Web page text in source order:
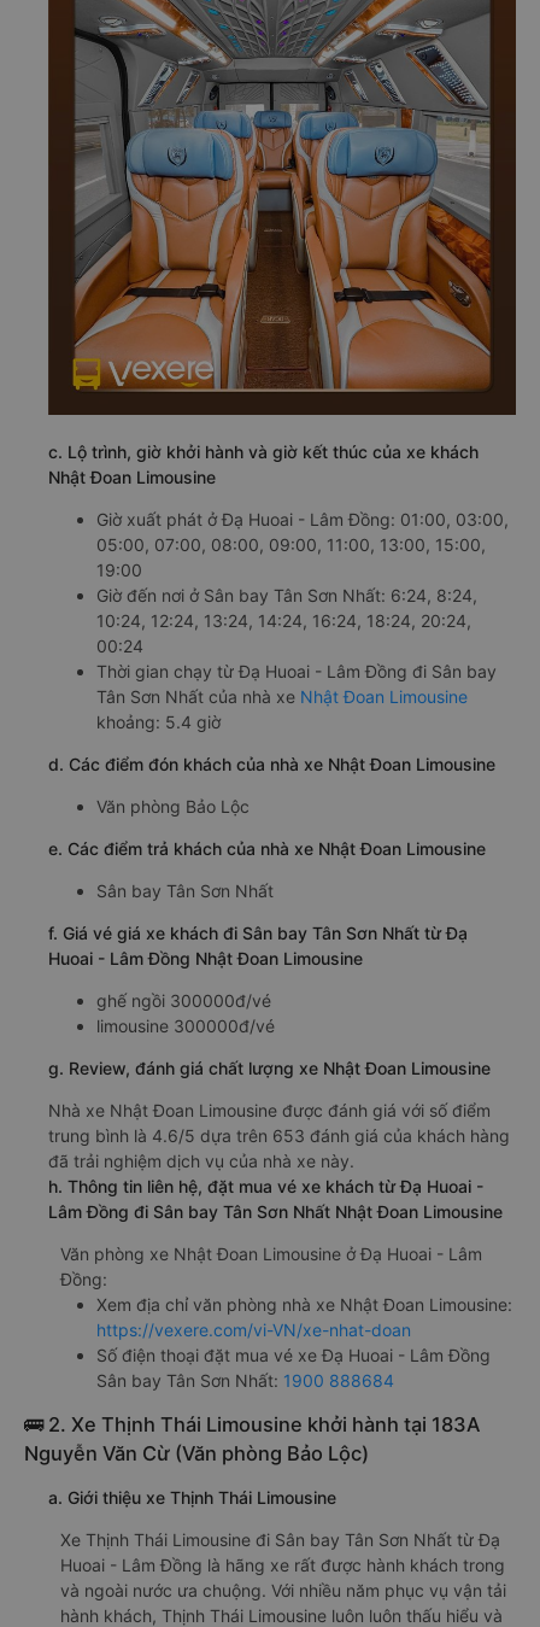
c. Lộ trình, giờ khởi hành và giờ kết thúc của xe khách
Nhật Đoan Limousine
Giờ xuất phát ở Đạ Huoai - Lâm Đồng: 01:00, 03:00,
05:00, 07:00, 08:00, 09:00, 11:00, 13:00, 15:00,
19:00
Giờ đến nơi ở Sân bay Tân Sơn Nhất: 6:24, 8:24,
10:24, 12:24, 13:24, 14:24, 16:24, 18:24, 20:24,
00:24
Thời gian chạy từ Đạ Huoai - Lâm Đồng đi Sân bay
Tân Sơn Nhất của nhà xe Nhật Đoan Limousine
khoảng: 5.4 giờ
d. Các điểm đón khách của nhà xe Nhật Đoan Limousine
Văn phòng Bảo Lộc
e. Các điểm trả khách của nhà xe Nhật Đoan Limousine
Sân bay Tân Sơn Nhất
f. Giá vé giá xe khách đi Sân bay Tân Sơn Nhất từ Đạ
Huoai - Lâm Đồng Nhật Đoan Limousine
ghế ngồi 300000đ/vé
limousine 300000đ/vé
g. Review, đánh giá chất lượng xe Nhật Đoan Limousine
Nhà xe Nhật Đoan Limousine được đánh giá với số điểm
trung bình là 4.6/5 dựa trên 653 đánh giá của khách hàng
đã trải nghiệm dịch vụ của nhà xe này.
h. Thông tin liên hệ, đặt mua vé xe khách từ Đạ Huoai -
Lâm Đồng đi Sân bay Tân Sơn Nhất Nhật Đoan Limousine
Văn phòng xe Nhật Đoan Limousine ở Đạ Huoai - Lâm
Đồng:
Xem địa chỉ văn phòng nhà xe Nhật Đoan Limousine:
https://vexere.com/vi-VN/xe-nhat-doan
Số điện thoại đặt mua vé xe Đạ Huoai - Lâm Đồng
Sân bay Tân Sơn Nhất: 1900 888684
🚌 2. Xe Thịnh Thái Limousine khởi hành tại 183A
Nguyễn Văn Cừ (Văn phòng Bảo Lộc)
a. Giới thiệu xe Thịnh Thái Limousine
Xe Thịnh Thái Limousine đi Sân bay Tân Sơn Nhất từ Đạ
Huoai - Lâm Đồng là hãng xe rất được hành khách trong
và ngoài nước ưa chuộng. Với nhiều năm phục vụ vận tải
hành khách, Thịnh Thái Limousine luôn luôn thấu hiểu và